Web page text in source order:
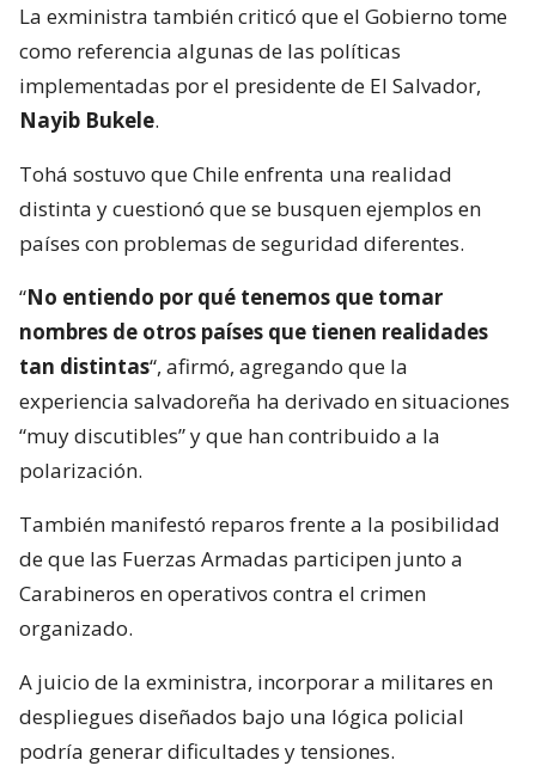
La exministra también criticó que el Gobierno tome
como referencia algunas de las políticas
implementadas por el presidente de El Salvador,
Nayib Bukele.
Tohá sostuvo que Chile enfrenta una realidad
distinta y cuestionó que se busquen ejemplos en
países con problemas de seguridad diferentes.
“No entiendo por qué tenemos que tomar
nombres de otros países que tienen realidades
tan distintas“, afirmó, agregando que la
experiencia salvadoreña ha derivado en situaciones
“muy discutibles” y que han contribuido a la
polarización.
También manifestó reparos frente a la posibilidad
de que las Fuerzas Armadas participen junto a
Carabineros en operativos contra el crimen
organizado.
A juicio de la exministra, incorporar a militares en
despliegues diseñados bajo una lógica policial
podría generar dificultades y tensiones.